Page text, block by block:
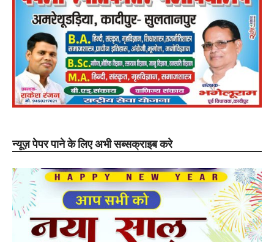
न्यूज़ पेपर पाने के लिए अभी सब्सक्राइब करे